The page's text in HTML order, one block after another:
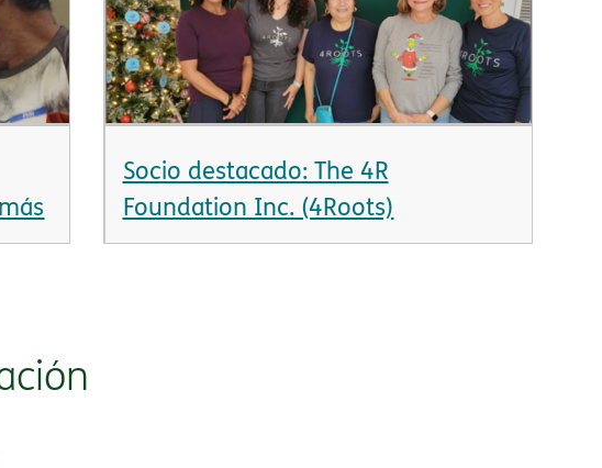
Socio destacado: The 4R
Foundation Inc. (4Roots)​​